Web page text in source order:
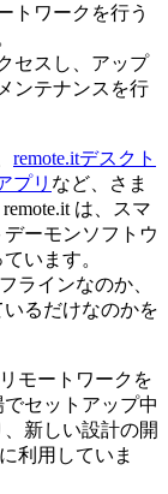
トワークを行う
セスし、アップ
ンテナンスを行
remote.itデスクト
プリ など、さま
は、スマ
ーモンソフトウ
います。
ラインなのか、
るだけなのかを
モートワークを
セットアップ中
新しい設計の開
利用していま